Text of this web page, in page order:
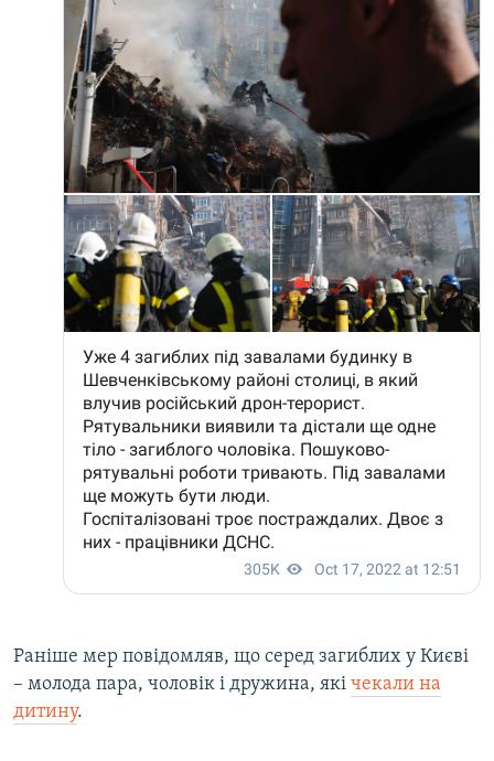
Раніше мер повідомляв, що серед загиблих у Києві
– молода пара, чоловік і дружина, які чекали на
дитину.